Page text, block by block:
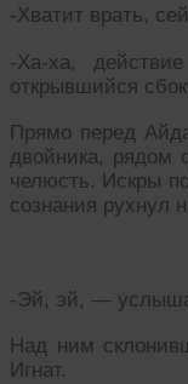
-Хватит врать,
-Ха-ха,
открывшийся
Прямо перед
двойника, рядом
челюсть. Искры
сознания рухнул
-Эй, эй, —
Над ним
Игнат.